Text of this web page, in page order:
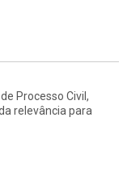
Processo Civil,
relevância para